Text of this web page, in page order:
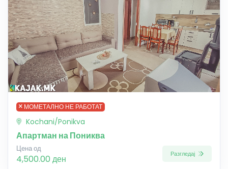
МОМЕТАЛНО НЕ РАБОТАТ
Kochani/Ponikva
Апартман на Пониква
Цена од
4,500.00 ден Разгледај